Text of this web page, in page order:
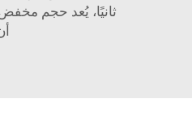
ثانيًا، يُعد حجم